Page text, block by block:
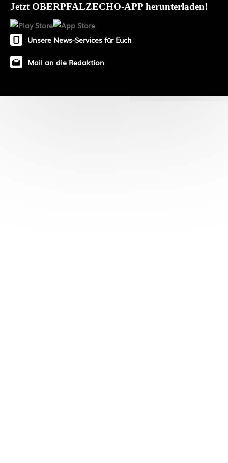
Jetzt OBERPFALZECHO-APP herunterladen!
Unsere News-Services für Euch
Mail an die Redaktion